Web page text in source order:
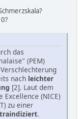
das
(PEM)
nach leichter
[2]. Laut dem
(NICE)
zu einer
.